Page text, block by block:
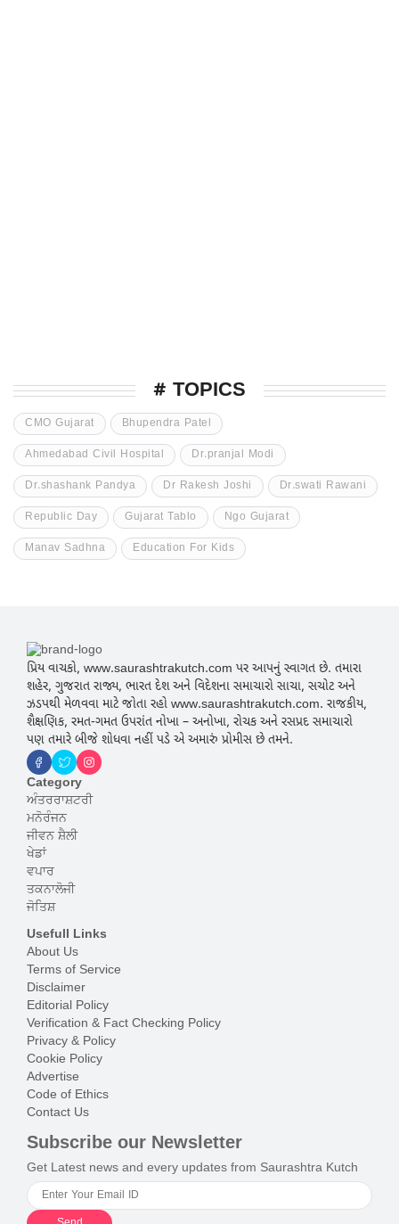
# TOPICS
CMO Gujarat Bhupendra Patel
Ahmedabad Civil Hospital Dr.pranjal Modi
Dr.shashank Pandya Dr Rakesh Joshi Dr.swati Rawani
Republic Day Gujarat Tablo Ngo Gujarat
Manav Sadhna Education For Kids
પ્રિય વાચકો, www.saurashtrakutch.com પર આપનું સ્વાગત છે. તમારા
શહેર, ગુજરાત રાજ્ય, ભારત દેશ અને વિદેશના સમાચારો સાચા, સચોટ અને
ઝડપથી મેળવવા માટે જોતા રહો www.saurashtrakutch.com. રાજકીય,
શૈક્ષણિક, રમત-ગમત ઉપરાંત નોખા – અનોખા, રોચક અને રસપ્રદ સમાચારો
પણ તમારે બીજે શોધવા નહીં પડે એ અમારું પ્રોમીસ છે તમને.
Category
ਅੰਤਰਰਾਸ਼ਟਰੀ
ਮਨੋਰੰਜਨ
ਜੀਵਨ ਸ਼ੈਲੀ
ਖੇਡਾਂ
ਵਪਾਰ
ਤਕਨਾਲੋਜੀ
ਜੋਤਿਸ਼
Usefull Links
About Us
Terms of Service
Disclaimer
Editorial Policy
Verification & Fact Checking Policy
Privacy & Policy
Cookie Policy
Advertise
Code of Ethics
Contact Us
Subscribe our Newsletter
Get Latest news and every updates from Saurashtra Kutch